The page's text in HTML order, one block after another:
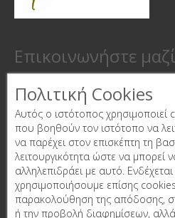
Επικοινωνήστε
Phone:+3022860 25357
Email:
Follow us
Πολιτική Cookies
Αυτός ο ιστότοπος χρησιμοποιεί
που βοηθούν τον ιστότοπο να
να παρέχει στον επισκέπτη τη
λειτουργικότητα ώστε να μπορεί
αλληλεπιδράει με αυτό.
χρησιμοποιήσουμε επίσης
παρακολούθηση της απόδοσης,
ή την προβολή διαφημίσεων,